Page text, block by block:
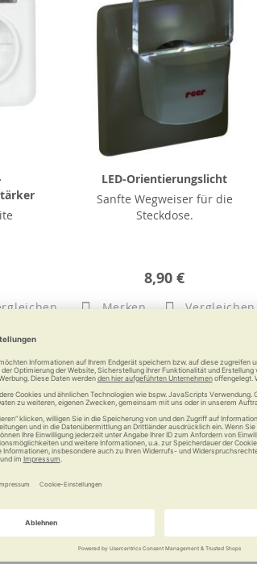
LED-Orientierungslicht
Sanfte Wegweiser für die
Steckdose.
8,90 €
Merken Vergleichen